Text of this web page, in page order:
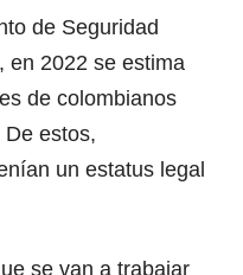
de Seguridad
en 2022 se estima
de colombianos
De estos,
un estatus legal
se van a trabajar